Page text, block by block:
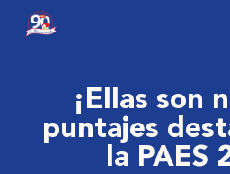
¡Ellas son
puntajes
la PAES